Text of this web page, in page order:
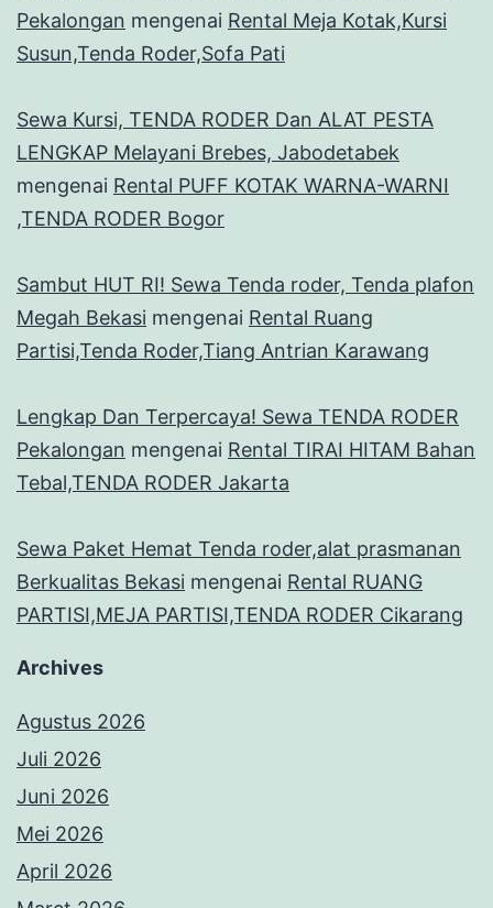
Pekalongan mengenai Rental Meja Kotak,Kursi
Susun,Tenda Roder,Sofa Pati
Sewa Kursi, TENDA RODER Dan ALAT PESTA
LENGKAP Melayani Brebes, Jabodetabek
mengenai Rental PUFF KOTAK WARNA-WARNI
,TENDA RODER Bogor
Sambut HUT RI! Sewa Tenda roder, Tenda plafon
Megah Bekasi mengenai Rental Ruang
Partisi,Tenda Roder,Tiang Antrian Karawang
Lengkap Dan Terpercaya! Sewa TENDA RODER
Pekalongan mengenai Rental TIRAI HITAM Bahan
Tebal,TENDA RODER Jakarta
Sewa Paket Hemat Tenda roder,alat prasmanan
Berkualitas Bekasi mengenai Rental RUANG
PARTISI,MEJA PARTISI,TENDA RODER Cikarang
Archives
Agustus 2026
Juli 2026
Juni 2026
Mei 2026
April 2026